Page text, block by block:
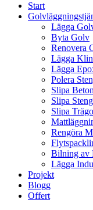
Start
Lägga
Byta Golv
Renovera
Lägga
Lägga
Polera
Slipa
Slipa
Slipa
Rengöra
Bilning av
Lägga
Projekt
Blogg
Offert